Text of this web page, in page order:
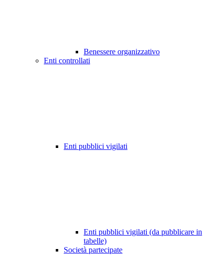
Benessere organizzativo
Enti controllati
Enti pubblici vigilati
Enti pubblici vigilati (da pubblicare in
tabelle)
Società partecipate